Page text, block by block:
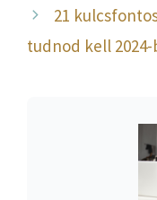
21
tudnod kell